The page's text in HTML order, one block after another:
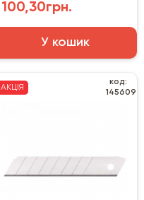
100,30грн.
У кошик
АКЦІЯ
код:
145609